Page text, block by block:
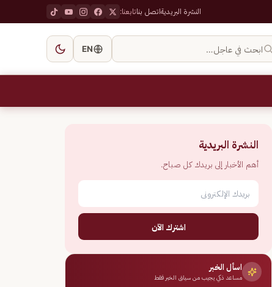
النشرة البريديةاتصل بناتابعنا:
ابحث في عاجل… EN
النشرة البريدية
أهم الأخبار إلى بريدك كل صباح.
اشترك الآن
اسأل الخبر
مساعد ذكي يجيب من سياق الخبر فقط